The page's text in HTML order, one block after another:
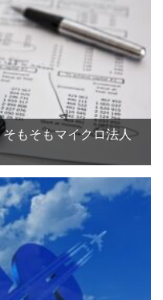
もそもマイクロ法人